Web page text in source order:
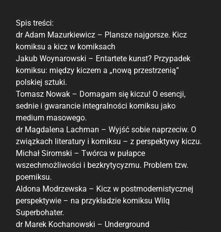
Spis treści:
dr Adam Mazurkiewicz – Plansze najgorsze. Kicz
komiksu a kicz w komiksach
Jakub Woynarowski – Entartete kunst? Przypadek
komiksu: między kiczem a „nową przestrzenią”
polskiej sztuki.
Tomasz Nowak – Domagam się kiczu! O esencji,
sednie i gwarancie integralności komiksu jako
medium masowego.
dr Magdalena Lachman – Wyjść sobie naprzeciw. O
związkach literatury i komiksu – z perspektywy kiczu.
Michał Siromski – Twórca w pułapce
wszechmożliwości i bezkrytycyzmu. Problem tzw.
poemiksu.
Aldona Modrzewska – Kicz w postmodernistycznej
perspektywie – na przykładzie komiksu Wilq
Superbohater.
dr Marek Kochanowski – Underground